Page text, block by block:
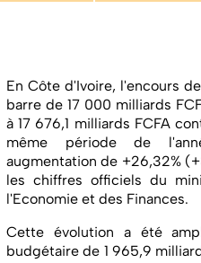
En Côte d'Ivoire, l'encours
barre de 17 000 milliards
à 17 676,1 milliards FCFA
même période de
augmentation de +26,32%
les chiffres officiels du
l'Economie et des Finances.
Cette évolution a été
budgétaire de 1 965,9